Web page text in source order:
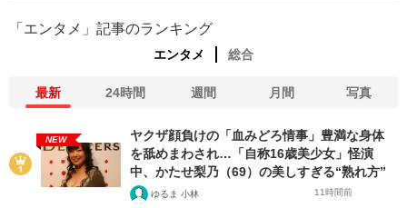
「エンタメ」記事のランキング
エンタメ 総合
最新 24時間 週間 月間 写真
NEW
ヤクザ顔負けの「血みどろ情事」豊満な身体
を舐めまわされ…「自称16歳美少女」怪演
中、かたせ梨乃（69）の美しすぎる“熟れ方”
ゆるま 小林 11時間前